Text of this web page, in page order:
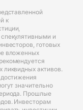
к
и
готовых
вложенных
ликвидных активов.
значительно
Прошлые
Инвесторам